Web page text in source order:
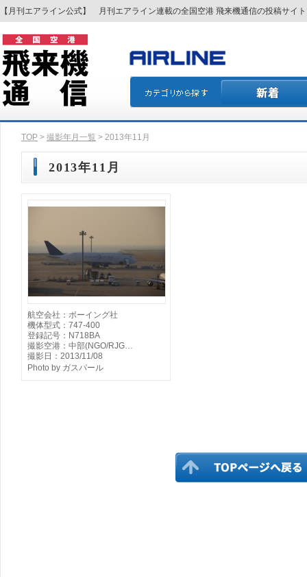
【月刊エアライン公式】 月刊エアライン連載の全国空港 飛来機通信の投稿サイ
TOP > 撮影年月一覧 > 2013年11月
2013年11月
航空会社：ボーイング社
機体型式：747-400
登録記号：N718BA
撮影空港：中部(NGO/RJG…
撮影日：2013/11/08
Photo by ガスパール